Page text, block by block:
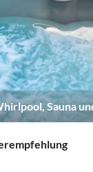
Sauna